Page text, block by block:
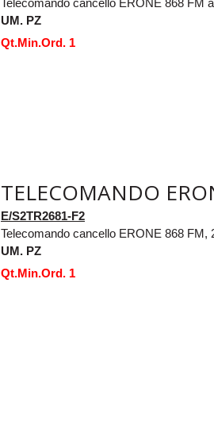
Telecomando cancello ERONE 868 FM
UM. PZ
Qt.Min.Ord. 1
TELECOMANDO
E/S2TR2681-F2
Telecomando cancello ERONE 868 FM,
UM. PZ
Qt.Min.Ord. 1